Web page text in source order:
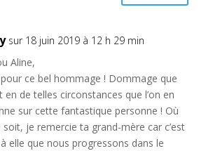
sur 18 juin 2019 à 12 h 29 min
Aline,
ce bel hommage ! Dommage que
en de telles circonstances que l’on en
sur cette fantastique personne ! Où
soit, je remercie ta grand-mère car c’est
elle que nous progressons dans le